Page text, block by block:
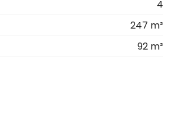
4
247 m²
92 m²